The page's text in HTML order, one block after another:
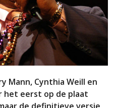
Mann, Cynthia Weill en
het eerst op de plaat